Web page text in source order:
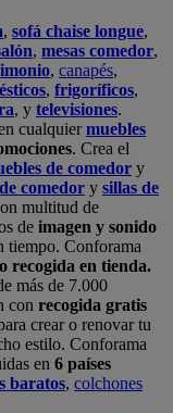
, sofá chaise longue,
, mesas comedor,
, canapés,
, frigoríficos,
, y televisiones.
cualquiermuebles
. Crea el
de comedor y
comedor y sillas de
multitud de
de imagen y sonido
tiempo. Conforama
recogida en tienda.
más de 7.000
con recogida gratis
crear o renovar tu
estilo. Conforama
en 6 países
baratos, colchones